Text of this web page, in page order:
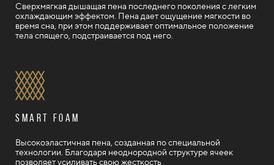
Сверхмягкая дышащая пена последнего поколения с легким
охлаждающим эффектом. Пена дает ощущение мягкости во
время сна, при этом поддерживает оптимальное положение
тела спящего, подстраивается под него.
Smart foam
Высокоэластичная пена, созданная по специальной
технологии. Благодаря неоднородной структуре ячеек
позволяет усиливать свою жесткость